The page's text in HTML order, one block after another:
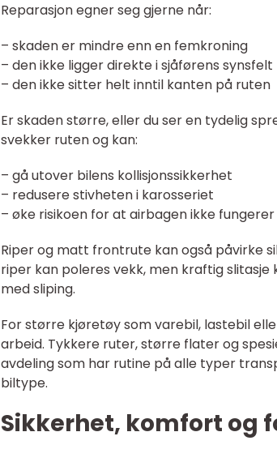
Reparasjon egner seg gjerne når:
– skaden er mindre enn en femkroning
– den ikke ligger direkte i sjåførens synsfelt
– den ikke sitter helt inntil kanten på ruten
Er skaden større, eller du ser en tydelig
svekker ruten og kan:
– gå utover bilens kollisjonssikkerhet
– redusere stivheten i karosseriet
– øke risikoen for at airbagen ikke
Riper og matt frontrute kan også påvirke
riper kan poleres vekk, men kraftig
med sliping.
For større kjøretøy som varebil, lastebil
arbeid. Tykkere ruter, større flater og
avdeling som har rutine på alle typer
biltype.
Sikkerhet, komfort og